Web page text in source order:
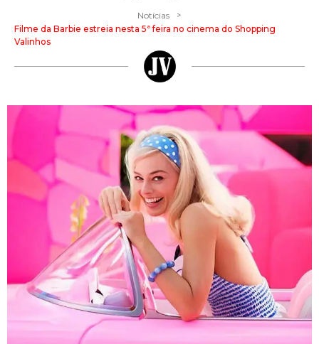
Notícias >
Filme da Barbie estreia nesta 5ª feira no cinema do Shopping
Valinhos